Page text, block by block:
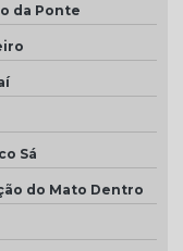
da Ponte
Sá
do Mato Dentro